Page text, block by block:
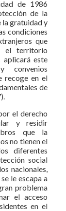
de 1986
de la
la gratuidad y
condiciones
que
el territorio
aplicará este
recoge en el
de
el derecho
y residir
que la
no tienen el
diferentes
social
nacionales,
le escapa a
problema
el acceso
en el